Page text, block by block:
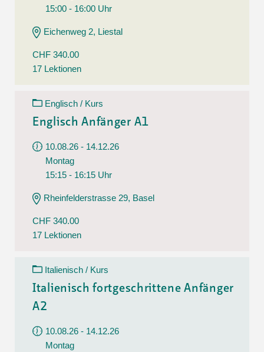
15:00 - 16:00 Uhr
Eichenweg 2, Liestal
CHF 340.00
17 Lektionen
Englisch / Kurs
Englisch Anfänger A1
10.08.26 - 14.12.26
Montag
15:15 - 16:15 Uhr
Rheinfelderstrasse 29, Basel
CHF 340.00
17 Lektionen
Italienisch / Kurs
Italienisch fortgeschrittene Anfänger
A2
10.08.26 - 14.12.26
Montag